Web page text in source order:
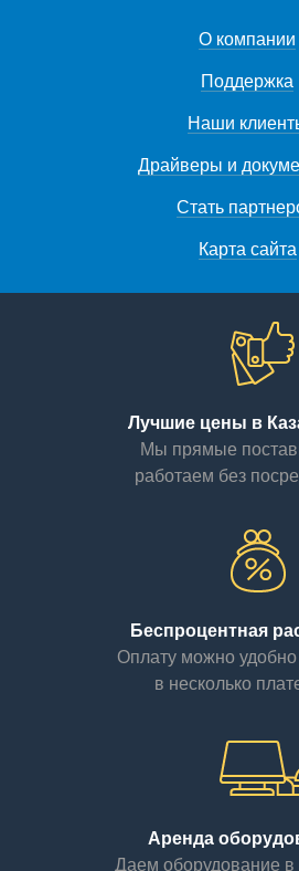
О компании
Поддержка
Наши
Драйверы и
Стать
Карта сайта
Лучшие цены в
Мы прямые
работаем без
Беспроцентная
Оплату можно удобно
в несколько
Аренда
Даем оборудование в